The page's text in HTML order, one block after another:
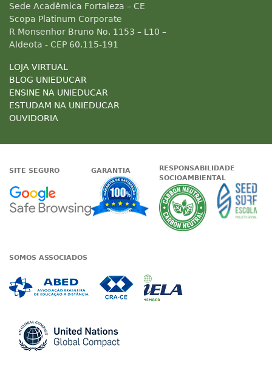
Sede Acadêmica Fortaleza – CE
Scopa Platinum Corporate
R Monsenhor Bruno No. 1153 – L10 –
Aldeota - CEP 60.115-191
LOJA VIRTUAL
BLOG UNIEDUCAR
ENSINE NA UNIEDUCAR
ESTUDAM NA UNIEDUCAR
OUVIDORIA
SITE SEGURO
Google - Status do site no
GARANTIA
Garantia de
RESPONSABILIDADE
SOCIOAMBIENTAL
A
SOMOS ASSOCIADOS